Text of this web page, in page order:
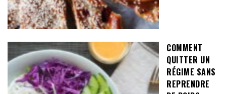
COMMENT
QUITTER UN
RÉGIME SANS
REPRENDRE